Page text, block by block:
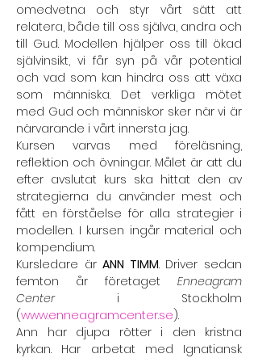
omedvetna och styr vårt sätt att
relatera, både till oss själva, andra och
till Gud. Modellen hjälper oss till ökad
självinsikt, vi får syn på vår potential
och vad som kan hindra oss att växa
som människa. Det verkliga mötet
med Gud och människor sker när vi är
närvarande i vårt innersta jag.
Kursen varvas med föreläsning,
reflektion och övningar. Målet är att du
efter avslutat kurs ska hittat den av
strategierna du använder mest och
fått en förståelse för alla strategier i
modellen. I kursen ingår material och
kompendium.
Kursledare är ANN TIMM. Driver sedan
femton år företaget Enneagram
Center i Stockholm
(www.enneagramcenter.se).
Ann har djupa rötter i den kristna
kyrkan. Har arbetat med Ignatiansk